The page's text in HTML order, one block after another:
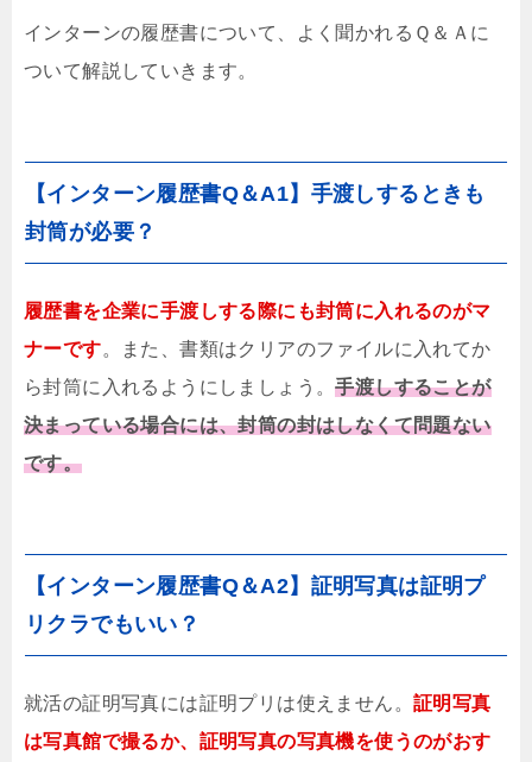
インターンの履歴書について、よく聞かれるＱ＆Ａに
ついて解説していきます。
【インターン履歴書Q＆A1】手渡しするときも
封筒が必要？
履歴書を企業に手渡しする際にも封筒に入れるのがマ
ナーです。また、書類はクリアのファイルに入れてか
ら封筒に入れるようにしましょう。手渡しすることが
決まっている場合には、封筒の封はしなくて問題ない
です。
【インターン履歴書Q＆A2】証明写真は証明プ
リクラでもいい？
就活の証明写真には証明プリは使えません。 証明写真
は写真館で撮るか、証明写真の写真機を使うのがおす